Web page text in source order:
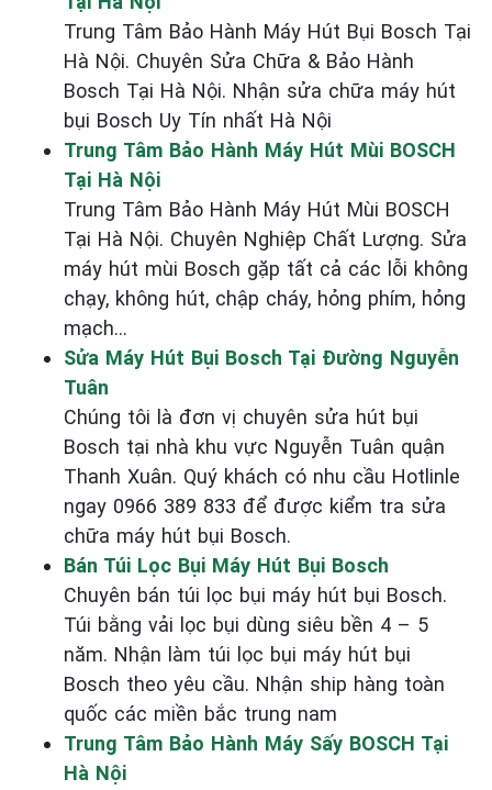
Trung Tâm Bảo Hành Máy Hút Bụi Bosch Tại
Hà Nội. Chuyên Sửa Chữa & Bảo Hành
Bosch Tại Hà Nội. Nhận sửa chữa máy hút
bụi Bosch Uy Tín nhất Hà Nội
Trung Tâm Bảo Hành Máy Hút Mùi BOSCH
Tại Hà Nội
Trung Tâm Bảo Hành Máy Hút Mùi BOSCH
Tại Hà Nội. Chuyên Nghiệp Chất Lượng. Sửa
máy hút mùi Bosch gặp tất cả các lỗi không
chạy, không hút, chập cháy, hỏng phím, hỏng
mạch...
Sửa Máy Hút Bụi Bosch Tại Đường Nguyễn
Tuân
Chúng tôi là đơn vị chuyên sửa hút bụi
Bosch tại nhà khu vực Nguyễn Tuân quận
Thanh Xuân. Quý khách có nhu cầu Hotlinle
ngay 0966 389 833 để được kiểm tra sửa
chữa máy hút bụi Bosch.
Bán Túi Lọc Bụi Máy Hút Bụi Bosch
Chuyên bán túi lọc bụi máy hút bụi Bosch.
Túi bằng vải lọc bụi dùng siêu bền 4 – 5
năm. Nhận làm túi lọc bụi máy hút bụi
Bosch theo yêu cầu. Nhận ship hàng toàn
quốc các miền bắc trung nam
Trung Tâm Bảo Hành Máy Sấy BOSCH Tại
Hà Nội